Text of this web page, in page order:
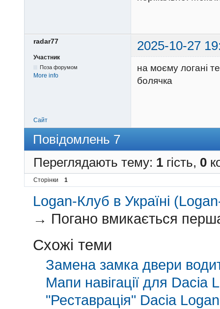
radar77 2025-10-27
Участник
Поза форумом
More info
на моєму логані
болячка
Сайт
Повідомлень 7
Переглядають тему: 1 гість, 0
Сторінки 1
Logan-Клуб в Україні
→ Погано вмикається
Схожі теми
Замена замка двери
Мапи навігації для Dacia
"Реставрація" Dacia